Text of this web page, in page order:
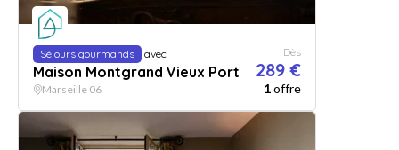
Séjours gourmands avec
Maison Montgrand Vieux Port
Dès
289 €
Marseille 06 1offre